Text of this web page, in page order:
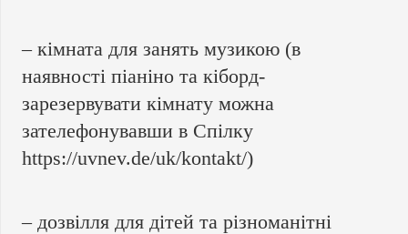
– кімната для занять музикою (в
наявності піаніно та кіборд-
зарезервувати кімнату можна
зателефонувавши в Спілку
https://uvnev.de/uk/kontakt/)
– дозвілля для дітей та різноманітні